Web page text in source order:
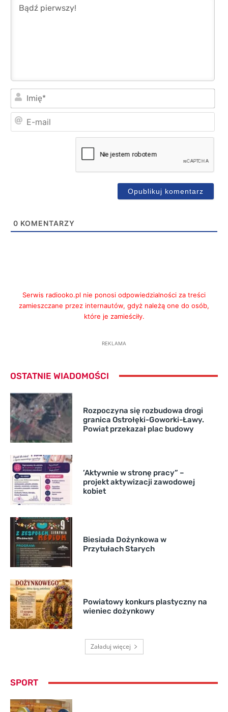
0 KOMENTARZY
Serwis radiooko.pl nie ponosi odpowiedzialności za treści
zamieszczane przez internautów, gdyż należą one do osób,
które je zamieściły.
REKLAMA
OSTATNIE WIADOMOŚCI
Rozpoczyna się rozbudowa drogi
granica Ostrołęki-Goworki-Ławy.
Powiat przekazał plac budowy
’Aktywnie w stronę pracy” –
projekt aktywizacji zawodowej
kobiet
Biesiada Dożynkowa w
Przytułach Starych
Powiatowy konkurs plastyczny na
wieniec dożynkowy
Załaduj więcej
SPORT